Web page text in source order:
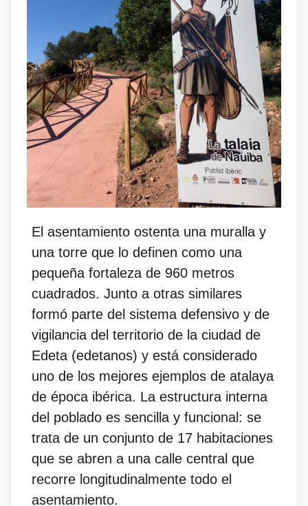
El asentamiento ostenta una muralla y
una torre que lo definen como una
pequeña fortaleza de 960 metros
cuadrados. Junto a otras similares
formó parte del sistema defensivo y de
vigilancia del territorio de la ciudad de
Edeta (edetanos) y está considerado
uno de los mejores ejemplos de atalaya
de época ibérica. La estructura interna
del poblado es sencilla y funcional: se
trata de un conjunto de 17 habitaciones
que se abren a una calle central que
recorre longitudinalmente todo el
asentamiento.